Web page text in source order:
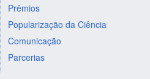
Prêmios
Popularização da Ciência
Comunicação
Parcerias